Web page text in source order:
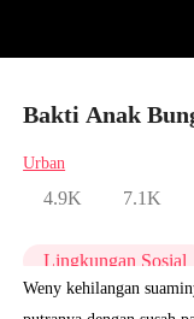
Bakti Anak
Urban
4.9K 7.1K
Lingkungan Sosial
Weny kehilangan